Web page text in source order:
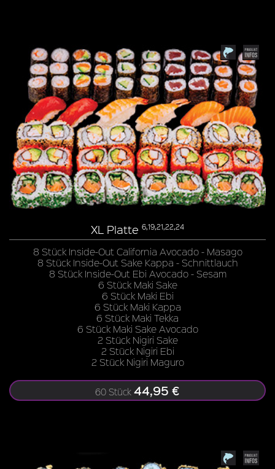
XL Platte 6,19,21,22,24
8 Stück Inside-Out California Avocado - Masago
8 Stück Inside-Out Sake Kappa - Schnittlauch
8 Stück Inside-Out Ebi Avocado - Sesam
6 Stück Maki Sake
6 Stück Maki Ebi
6 Stück Maki Kappa
6 Stück Maki Tekka
6 Stück Maki Sake Avocado
2 Stück Nigiri Sake
2 Stück Nigiri Ebi
2 Stück Nigiri Maguro
60 Stück 44,95 €